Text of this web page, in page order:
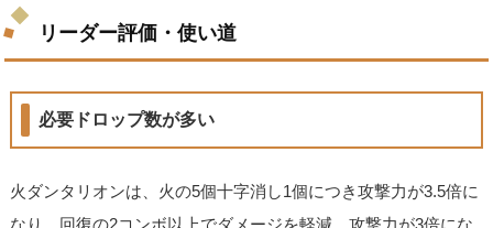
リーダー評価・使い道
必要ドロップ数が多い
火ダンタリオンは、火の5個十字消し1個につき攻撃力が3.5倍に
なり、回復の2コンボ以上でダメージを軽減、攻撃力が3倍にな